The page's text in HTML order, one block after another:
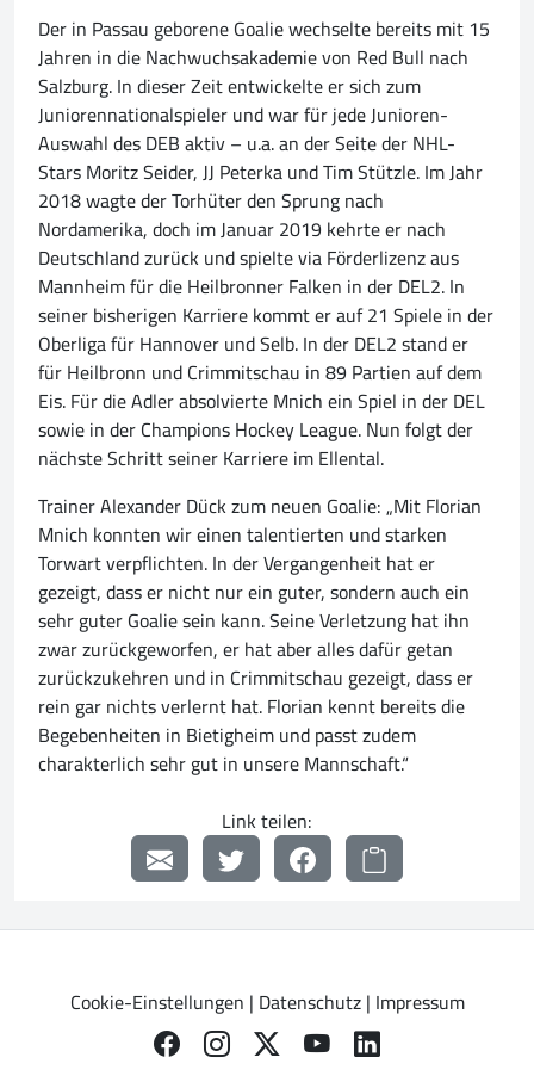
Der in Passau geborene Goalie wechselte bereits mit 15
Jahren in die Nachwuchsakademie von Red Bull nach
Salzburg. In dieser Zeit entwickelte er sich zum
Juniorennationalspieler und war für jede Junioren-
Auswahl des DEB aktiv – u.a. an der Seite der NHL-
Stars Moritz Seider, JJ Peterka und Tim Stützle. Im Jahr
2018 wagte der Torhüter den Sprung nach
Nordamerika, doch im Januar 2019 kehrte er nach
Deutschland zurück und spielte via Förderlizenz aus
Mannheim für die Heilbronner Falken in der DEL2. In
seiner bisherigen Karriere kommt er auf 21 Spiele in der
Oberliga für Hannover und Selb. In der DEL2 stand er
für Heilbronn und Crimmitschau in 89 Partien auf dem
Eis. Für die Adler absolvierte Mnich ein Spiel in der DEL
sowie in der Champions Hockey League. Nun folgt der
nächste Schritt seiner Karriere im Ellental.
Trainer Alexander Dück zum neuen Goalie: „Mit Florian
Mnich konnten wir einen talentierten und starken
Torwart verpflichten. In der Vergangenheit hat er
gezeigt, dass er nicht nur ein guter, sondern auch ein
sehr guter Goalie sein kann. Seine Verletzung hat ihn
zwar zurückgeworfen, er hat aber alles dafür getan
zurückzukehren und in Crimmitschau gezeigt, dass er
rein gar nichts verlernt hat. Florian kennt bereits die
Begebenheiten in Bietigheim und passt zudem
charakterlich sehr gut in unsere Mannschaft.“
Link teilen:
Cookie-Einstellungen | Datenschutz| Impressum